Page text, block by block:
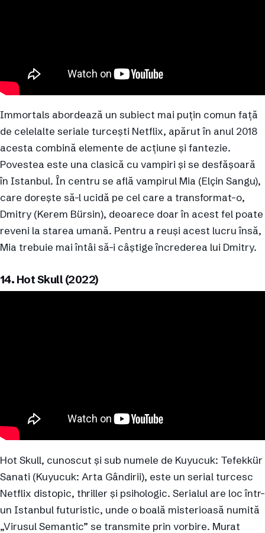
Immortals abordează un subiect mai puțin comun față
de celelalte seriale turcești Netflix, apărut în anul 2018
acesta combină elemente de acțiune și fantezie.
Povestea este una clasică cu vampiri și se desfășoară
în Istanbul. În centru se află vampirul Mia (Elçin Sangu),
care dorește să-l ucidă pe cel care a transformat-o,
Dmitry (Kerem Bürsin), deoarece doar în acest fel poate
reveni la starea umană. Pentru a reuși acest lucru însă,
Mia trebuie mai întâi să-i câștige încrederea lui Dmitry.
14. Hot Skull (2022)
Hot Skull, cunoscut și sub numele de Kuyucuk: Tefekkür
Sanati (Kuyucuk: Arta Gândirii), este un serial turcesc
Netflix distopic, thriller și psihologic. Serialul are loc într-
un Istanbul futuristic, unde o boală misterioasă numită
„Virusul Semantic” se transmite prin vorbire. Murat